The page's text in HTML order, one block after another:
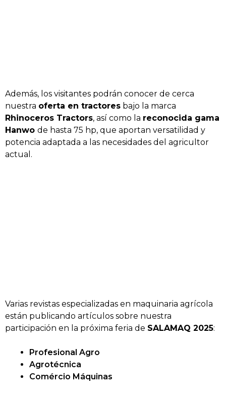
Además, los visitantes podrán conocer de cerca
nuestra oferta en tractores bajo la marca
Rhinoceros Tractors, así como la reconocida gama
Hanwo de hasta 75 hp, que aportan versatilidad y
potencia adaptada a las necesidades del agricultor
actual.
Varias revistas especializadas en maquinaria agrícola
están publicando artículos sobre nuestra
participación en la próxima feria de SALAMAQ 2025:
Profesional Agro
Agrotécnica
Comércio Máquinas